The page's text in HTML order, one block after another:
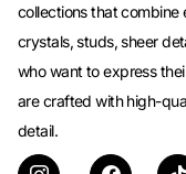
collections that combine
crystals, studs, sheer
who want to express
are crafted with high-
detail.